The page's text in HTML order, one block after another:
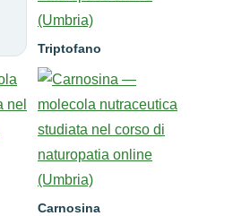
Triptofano
Carnosina